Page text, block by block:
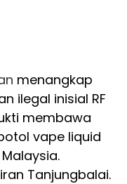
menangkap
ilegal inisial RF
membawa
vape liquid
Tanjungbalai.